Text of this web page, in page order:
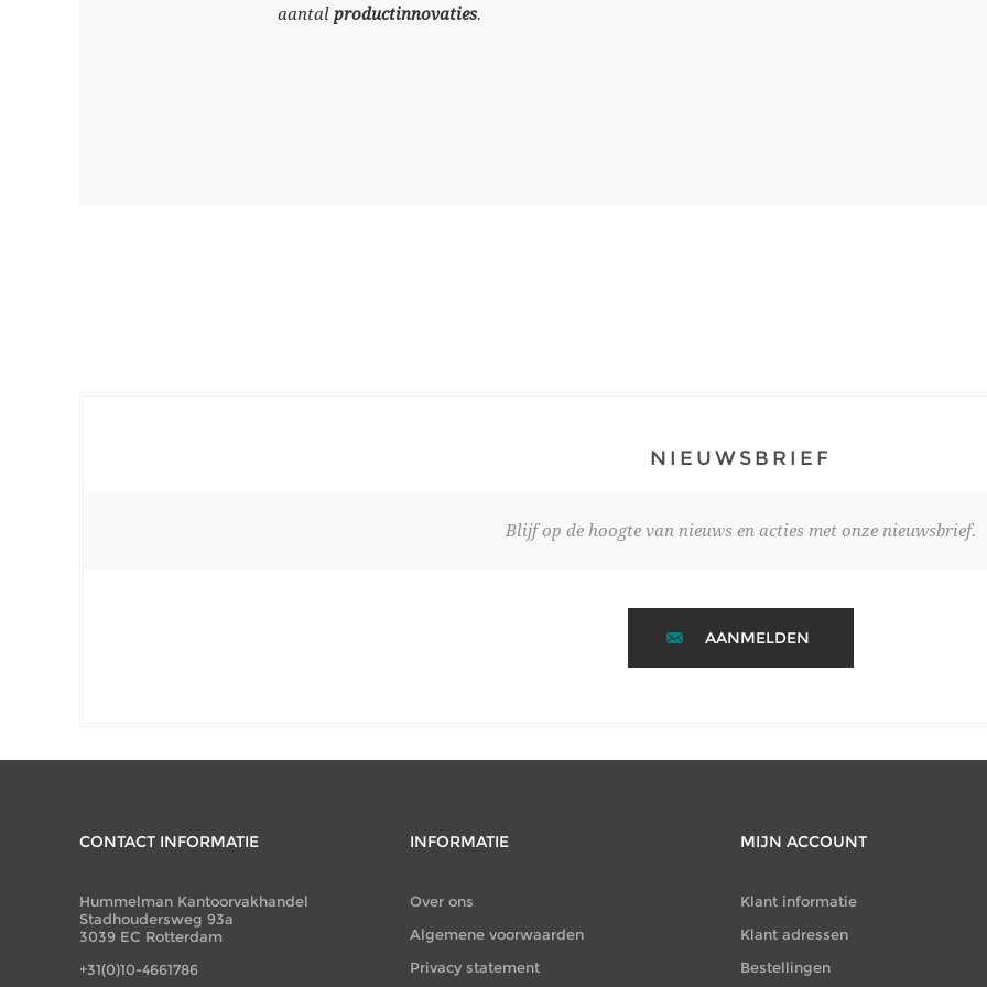
aantal productinnovaties.
NIEUWSBRIEF
Blijf op de hoogte van nieuws en acties met onze nieuwsbrief.
AANMELDEN
CONTACT INFORMATIE
Hummelman Kantoorvakhandel
Stadhoudersweg 93a
3039 EC Rotterdam
+31(0)10-4661786
INFORMATIE
Over ons
Algemene voorwaarden
Privacy statement
MIJN ACCOUNT
Klant informatie
Klant adressen
Bestellingen